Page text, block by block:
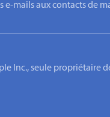
e-mails aux contacts de
Inc., seule propriétaire